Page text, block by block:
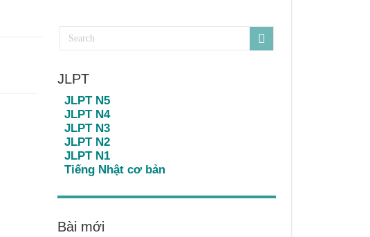
JLPT
JLPT N5
JLPT N4
JLPT N3
JLPT N2
JLPT N1
Tiếng Nhật cơ bản
Bài mới